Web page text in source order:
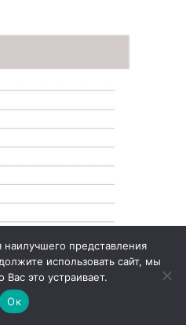
представления
использовать сайт, мы
Вас это устраивает.
Ок